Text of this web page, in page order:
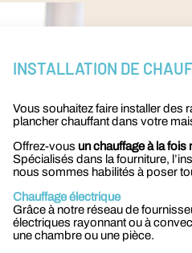
INSTALLATION DE
Vous souhaitez faire installer des
plancher chauffant dans votre
Offrez-vous un chauffage à la
Spécialisés dans la fourniture,
nous sommes habilités à poser
Chauffage électrique
Grâce à notre réseau de
électriques rayonnant ou à
une chambre ou une pièce.